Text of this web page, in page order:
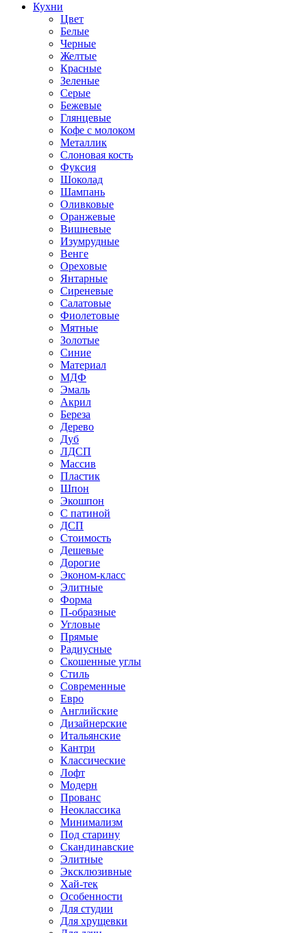
Кухни
Цвет
Белые
Черные
Желтые
Красные
Зеленые
Серые
Бежевые
Глянцевые
Кофе с молоком
Металлик
Слоновая кость
Фуксия
Шоколад
Шампань
Оливковые
Оранжевые
Вишневые
Изумрудные
Венге
Ореховые
Янтарные
Сиреневые
Салатовые
Фиолетовые
Мятные
Золотые
Синие
Материал
МДФ
Эмаль
Акрил
Береза
Дерево
Дуб
ЛДСП
Массив
Пластик
Шпон
Экошпон
С патиной
ДСП
Стоимость
Дешевые
Дорогие
Эконом-класс
Элитные
Форма
П-образные
Угловые
Прямые
Радиусные
Скошенные углы
Стиль
Современные
Евро
Английские
Дизайнерские
Итальянские
Кантри
Классические
Лофт
Модерн
Прованс
Неоклассика
Минимализм
Под старину
Скандинавские
Элитные
Эксклюзивные
Хай-тек
Особенности
Для студии
Для хрущевки